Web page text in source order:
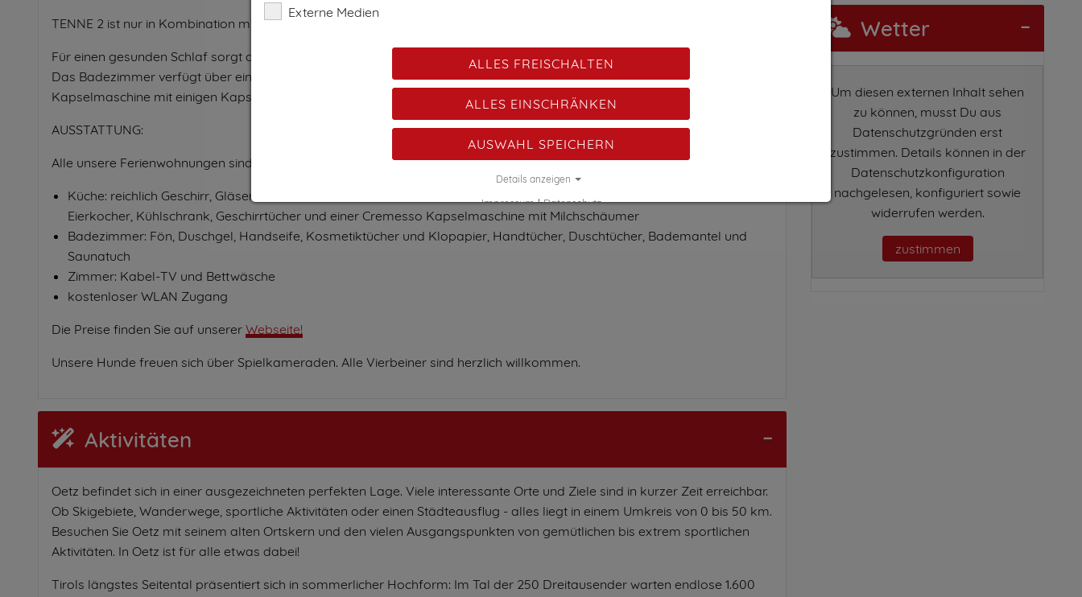
TENNE 2 ist nur in Kombination mit einer unserer Ferienwohnung buchbar!
Für einen gesunden Schlaf sorgt das Zirben-Doppelbett mit offenem Zirben-Schrank, Kabel-TV und einer kleinen Sitzecke.
Das Badezimmer verfügt über eine Regendusche, Waschbecken und WC. Außerdem haben wir für Sie eine Nespresso-
Kapselmaschine mit einigen Kapseln bereitgestellt.
AUSSTATTUNG:
Alle unsere Ferienwohnungen sind bestens ausgestattet:
Küche: reichlich Geschirr, Gläser, Mikrowelle, Elektroherd mit Backofen, Geschirrspüler, Wasserkocher, Soda Stream,
Eierkocher, Kühlschrank, Geschirrtücher und einer Cremesso Kapselmaschine mit Milchschäumer
Badezimmer: Fön, Duschgel, Handseife, Kosmetiktücher und Klopapier, Handtücher, Duschtücher, Bademantel und
Saunatuch
Zimmer: Kabel-TV und Bettwäsche
kostenloser WLAN Zugang
Die Preise finden Sie auf unserer Webseite!
Unsere Hunde freuen sich über Spielkameraden. Alle Vierbeiner sind herzlich willkommen.
Aktivitäten
Oetz befindet sich in einer ausgezeichneten perfekten Lage. Viele interessante Orte und Ziele sind in kurzer Zeit erreichbar.
Ob Skigebiete, Wanderwege, sportliche Aktivitäten oder einen Städteausflug - alles liegt in einem Umkreis von 0 bis 50 km.
Besuchen Sie Oetz mit seinem alten Ortskern und den vielen Ausgangspunkten von gemütlichen bis extrem sportlichen
Aktivitäten. In Oetz ist für alle etwas dabei!
Tirols längstes Seitental präsentiert sich in sommerlicher Hochform: Im Tal der 250 Dreitausender warten endlose 1.600
Wetter
Um diesen externen Inhalt sehen
zu können, musst Du aus
Datenschutzgründen erst
zustimmen. Details können in der
Datenschutzkonfiguration
nachgelesen, konfiguriert sowie
widerrufen werden.
zustimmen
Externe Medien
ALLES FREISCHALTEN
ALLES EINSCHRÄNKEN
AUSWAHL SPEICHERN
Details anzeigen
Impressum|Datenschutz